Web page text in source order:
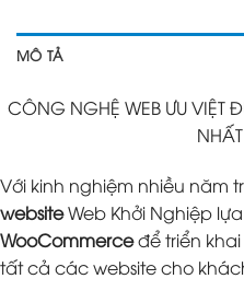
MÔ TẢ
CÔNG NGHỆ WEB ƯU VIỆT
Với kinh nghiệm nhiều năm
websiteWeb Khởi Nghiệp
WooCommerceđể triển
tất cả các website cho